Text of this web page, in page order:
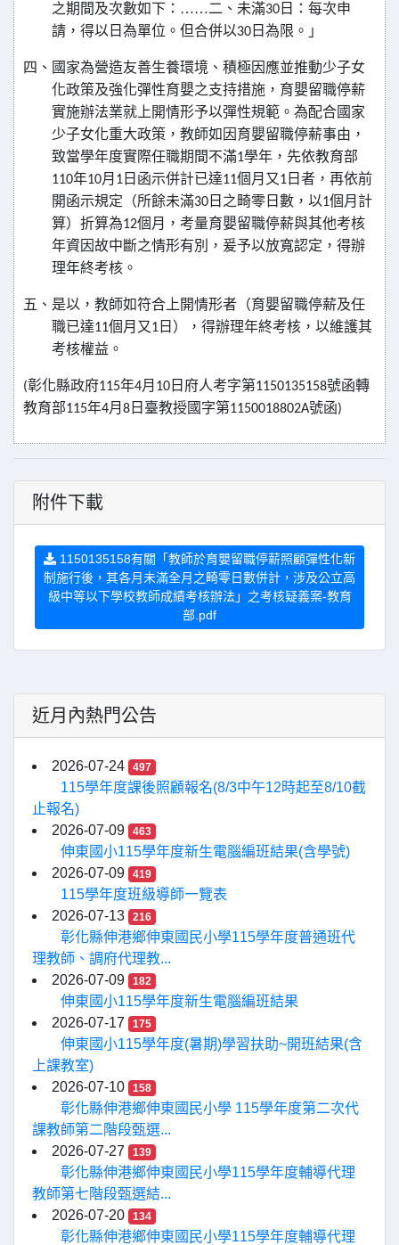
之期間及次數如下：……二、未滿30 日：每次申
請，得以日為單位。但合併以30 日為限。」
四、國家為營造友善生養環境、積極因應並推動少子女
化政策及強化彈性育嬰之支持措施，育嬰留職停薪
實施辦法業就上開情形予以彈性規範。為配合國家
少子女化重大政策，教師如因育嬰留職停薪事由，
致當學年度實際任職期間不滿1學年，先依教育部
110年10月 1 日函示併計已達11個月又1 日者，再依前
開函示規定（所餘未滿30 日之畸零日數，以1個月計
算）折算為12個月，考量育嬰留職停薪與其他考核
年資因故中斷之情形有別，爰予以放寬認定，得辦
理年終考核。
五、是以，教師如符合上開情形者（育嬰留職停薪及任
職已達11個月又1 日），得辦理年終考核，以維護其
考核權益。
(彰化縣政府115年4月 10 日府人考字第1150135158號函轉
教育部115年4月 8 日臺教授國字第1150018802A號函)
附件下載
1150135158有關「教師於育嬰留職停薪照顧彈性化新
制施行後，其各月未滿全月之畸零日數併計，涉及公立高
級中等以下學校教師成績考核辦法」之考核疑義案-教育
部.pdf
近月內熱門公告
2026-07-24 497
115學年度課後照顧報名(8/3中午12時起至8/10截
止報名)
2026-07-09
463
伸東國小115學年度新生電腦編班結果(含學號)
2026-07-09
419
115學年度班級導師一覽表
2026-07-13
216
彰化縣伸港鄉伸東國民小學115學年度普通班代
理教師、調府代理教...
2026-07-09
182
伸東國小115學年度新生電腦編班結果
2026-07-17
175
伸東國小115學年度(暑期)學習扶助~開班結果(含
上課教室)
2026-07-10
158
彰化縣伸港鄉伸東國民小學 115學年度第二次代
課教師第二階段甄選...
2026-07-27
139
彰化縣伸港鄉伸東國民小學115學年度輔導代理
教師第七階段甄選結...
2026-07-20
134
彰化縣伸港鄉伸東國民小學115學年度輔導代理